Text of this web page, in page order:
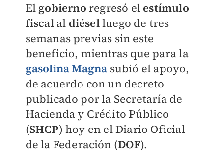
El gobierno regresó elestímulo
fiscal al diéselluego de tres
semanas previas sin este
beneficio, mientras que para la
gasolina Magna subió el apoyo,
de acuerdo con un decreto
publicado por la Secretaría de
Hacienda y Crédito Público
(SHCP) hoy en el Diario Oficial
de la Federación (DOF).